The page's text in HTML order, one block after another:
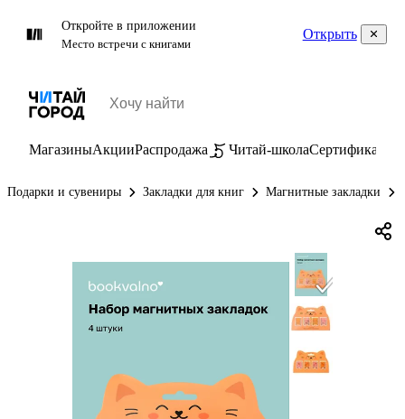
Откройте в приложении
Место встречи с книгами
Открыть
МагазиныАкцииРаспродажа Читай-школаСертификаты
Подарки и сувениры Закладки для книг Магнитные закладки